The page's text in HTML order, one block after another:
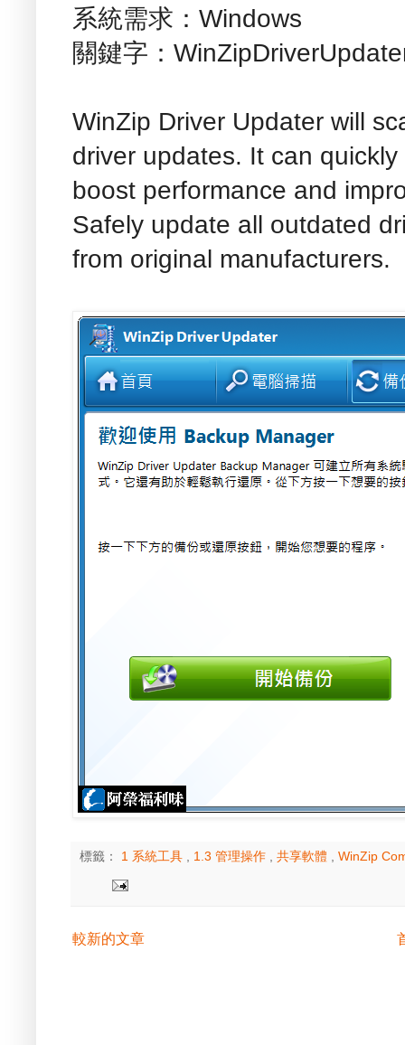
系統需求：Windows
關鍵字：
WinZip Driver Updater will
driver updates. It can
boost performance and
Safely update all outdated
from original manufacturers.
標籤： 1 系統工具 1.3 管理操作 共享軟體 WinZip
較新的文章